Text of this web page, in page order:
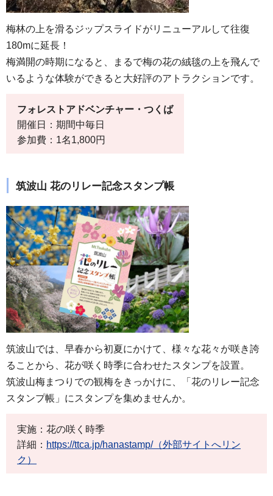
梅林の上を滑るジップスライドがリニューアルして往復
180mに延長！
梅満開の時期になると、まるで梅の花の絨毯の上を飛んで
いるような体験ができると大好評のアトラクションです。
フォレストアドベンチャー・つくば
開催日：期間中毎日
参加費：1名1,800円
筑波山 花のリレー記念スタンプ帳
筑波山では、早春から初夏にかけて、様々な花々が咲き誇
ることから、花が咲く時季に合わせたスタンプを設置。
筑波山梅まつりでの観梅をきっかけに、「花のリレー記念
スタンプ帳」にスタンプを集めませんか。
実施：花の咲く時季
詳細： https://ttca.jp/hanastamp/（外部サイトへリン
ク）